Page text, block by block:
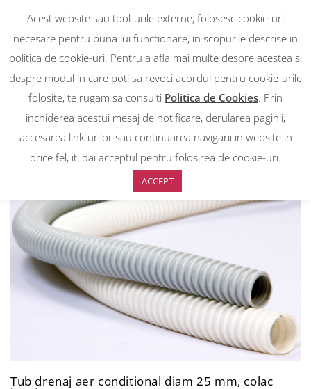
RON
EUR
0
Prima pagină >Magazin>Tub drenaj aer conditional diam 25 mm,
colac lungime 30m
Tub drenaj aer conditional diam 25 mm, colac
Acest website sau tool-urile externe, folosesc cookie-uri
necesare pentru buna lui functionare, in scopurile descrise in
politica de cookie-uri. Pentru a afla mai multe despre acestea si
despre modul in care poti sa revoci acordul pentru cookie-urile
folosite, te rugam sa consulti Politica de Cookies. Prin
inchiderea acestui mesaj de notificare, derularea paginii,
accesarea link-urilor sau continuarea navigarii in website in
orice fel, iti dai acceptul pentru folosirea de cookie-uri.
ACCEPT